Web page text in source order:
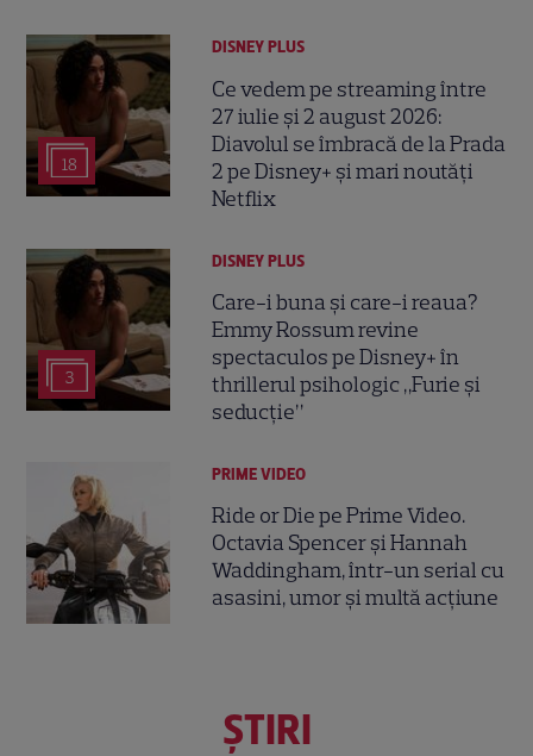
18
DISNEY PLUS
Ce vedem pe streaming între
27 iulie și 2 august 2026:
Diavolul se îmbracă de la Prada
2 pe Disney+ și mari noutăți
Netflix
3
DISNEY PLUS
Care-i buna și care-i reaua?
Emmy Rossum revine
spectaculos pe Disney+ în
thrillerul psihologic „Furie și
seducție”
PRIME VIDEO
Ride or Die pe Prime Video.
Octavia Spencer și Hannah
Waddingham, într-un serial cu
asasini, umor și multă acțiune
ŞTIRI